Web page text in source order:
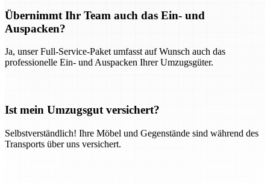
Übernimmt Ihr Team auch das Ein- und
Auspacken?
Ja, unser Full-Service-Paket umfasst auf Wunsch auch das
professionelle Ein- und Auspacken Ihrer Umzugsgüter.
Ist mein Umzugsgut versichert?
Selbstverständlich! Ihre Möbel und Gegenstände sind während des
Transports über uns versichert.